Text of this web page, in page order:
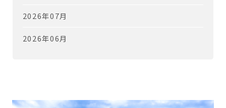
2026年07月
2026年06月